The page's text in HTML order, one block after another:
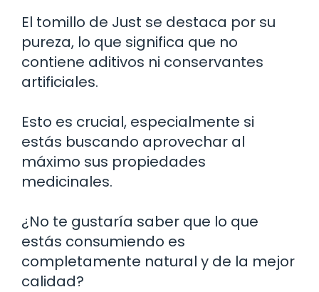
El tomillo de Just se destaca por su
pureza, lo que significa que no
contiene aditivos ni conservantes
artificiales.
Esto es crucial, especialmente si
estás buscando aprovechar al
máximo sus propiedades
medicinales.
¿No te gustaría saber que lo que
estás consumiendo es
completamente natural y de la mejor
calidad?